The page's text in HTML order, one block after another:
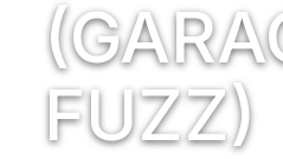
FUZZ)